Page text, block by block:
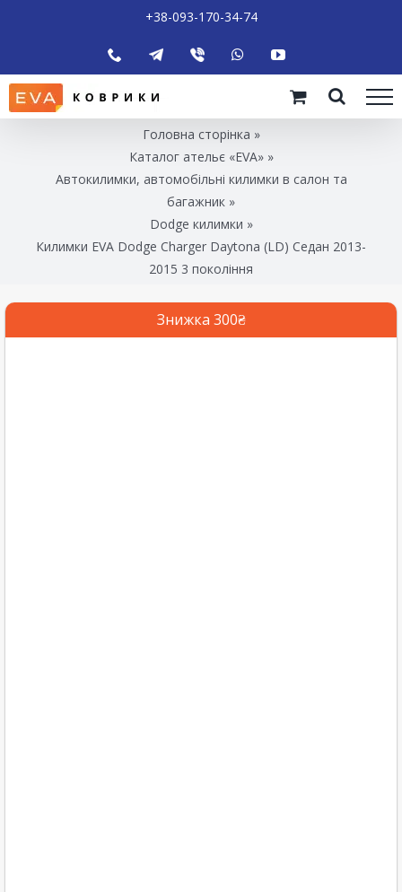
+38-093-170-34-74
Головна сторінка »
Каталог ательє «EVA»»
Автокилимки, автомобільні килимки в салон та
багажник »
Dodge килимки »
Килимки EVA Dodge Charger Daytona (LD) Седан 2013-
2015 3 покоління
Знижка 300₴